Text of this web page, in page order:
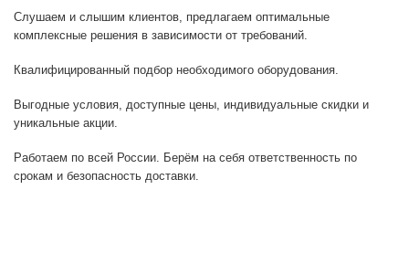
Слушаем и слышим клиентов, предлагаем оптимальные
комплексные решения в зависимости от требований.
Квалифицированный подбор необходимого оборудования.
Выгодные условия, доступные цены, индивидуальные скидки и
уникальные акции.
Работаем по всей России. Берём на себя ответственность по
срокам и безопасность доставки.